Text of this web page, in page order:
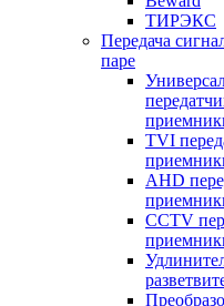
ТИРЭКС
Передача
паре
TVI
AHD
CCTV